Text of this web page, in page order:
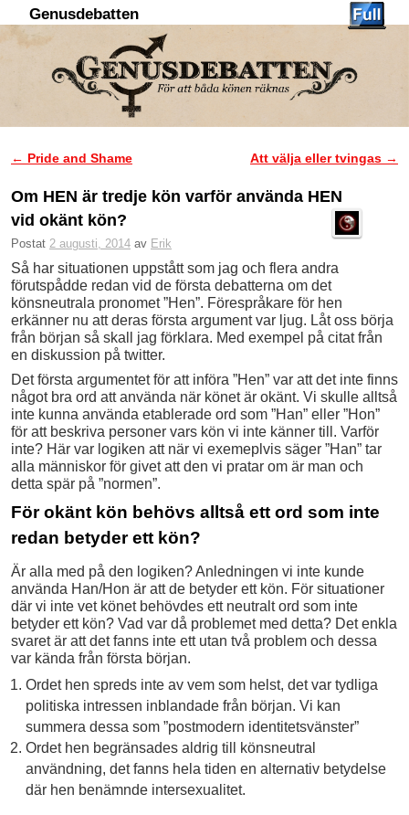
Genusdebatten
Inläggsnavigering
← Pride and Shame Att välja eller tvingas →
Om HEN är tredje kön varför använda HEN
vid okänt kön?
Postat 2 augusti, 2014 av Erik
Så har situationen uppstått som jag och flera andra
förutspådde redan vid de första debatterna om det
könsneutrala pronomet ”Hen”. Förespråkare för hen
erkänner nu att deras första argument var ljug. Låt oss börja
från början så skall jag förklara. Med exempel på citat från
en diskussion på twitter.
Det första argumentet för att införa ”Hen” var att det inte finns
något bra ord att använda när könet är okänt. Vi skulle alltså
inte kunna använda etablerade ord som ”Han” eller ”Hon”
för att beskriva personer vars kön vi inte känner till. Varför
inte? Här var logiken att när vi exemeplvis säger ”Han” tar
alla människor för givet att den vi pratar om är man och
detta spär på ”normen”.
För okänt kön behövs alltså ett ord som inte
redan betyder ett kön?
Är alla med på den logiken? Anledningen vi inte kunde
använda Han/Hon är att de betyder ett kön. För situationer
där vi inte vet könet behövdes ett neutralt ord som inte
betyder ett kön? Vad var då problemet med detta? Det enkla
svaret är att det fanns inte ett utan två problem och dessa
var kända från första början.
Ordet hen spreds inte av vem som helst, det var tydliga
politiska intressen inblandade från början. Vi kan
summera dessa som ”postmodern identitetsvänster”
Ordet hen begränsades aldrig till könsneutral
användning, det fanns hela tiden en alternativ betydelse
där hen benämnde intersexualitet.